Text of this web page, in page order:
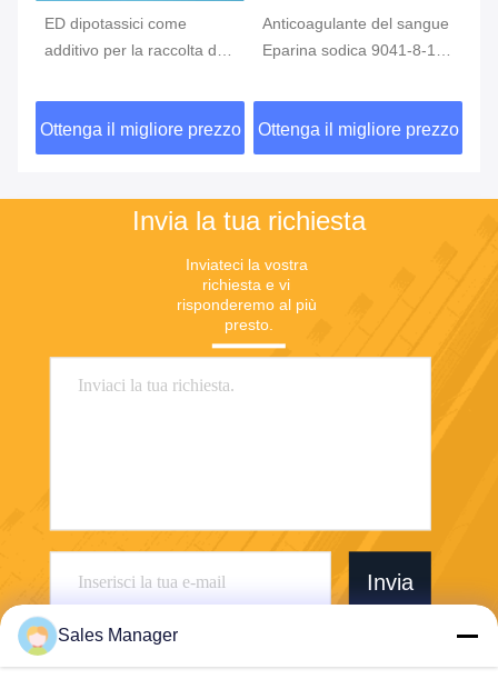
ED dipotassici come
additivo per la raccolta del
degli ed
Ottenga il migliore prezzo
Anticoagulante del sangue
Eparina sodica 9041-8-1
prelievo di sangue
Ottenga il migliore prezzo
Invia la tua richiesta
Inviateci la vostra
richiesta e vi
risponderemo al più
presto.
Invia
Sales Manager